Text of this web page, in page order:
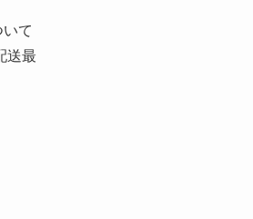
て
送最